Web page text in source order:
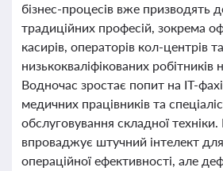
бізнес-процесів вже призводять
традиційних професій, зокрема
касирів, операторів кол-центрів та
низькокваліфікованих робітників
Водночас зростає попит на ІТ-
медичних працівників та
обслуговування складної техніки.
впроваджує штучний інтелект
операційної ефективності, але